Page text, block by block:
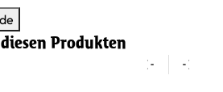
Produkten